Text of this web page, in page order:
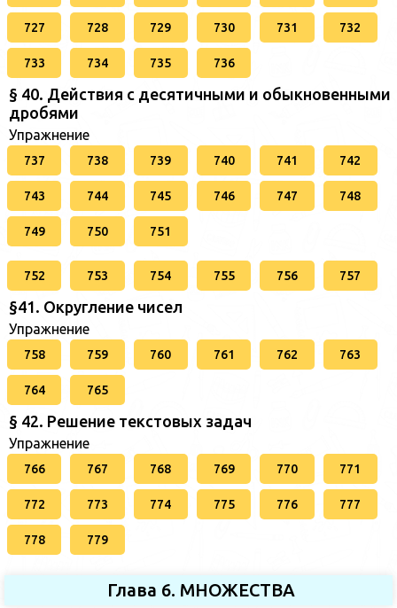
727 728 729 730 731 732
733 734 735 736
§ 40. Действия с десятичными и обыкновенными
дробями
Упражнение
737 738 739 740 741 742
743 744 745 746 747 748
749 750 751
752 753 754 755 756 757
§41. Округление чисел
Упражнение
758 759 760 761 762 763
764 765
§ 42. Решение текстовых задач
Упражнение
766 767 768 769 770 771
772 773 774 775 776 777
778 779
Глава 6. МНОЖЕСТВА